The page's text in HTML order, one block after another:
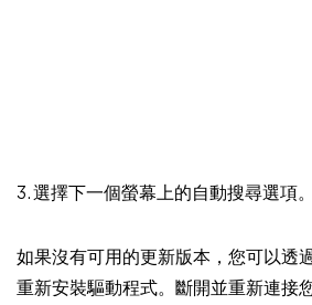
3. 選擇下一個螢幕上的自動搜尋選項。
如果沒有可用的更新版本，您可以透
重新安裝驅動程式。斷開並重新連接